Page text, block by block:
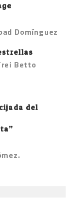
Domínguez
Betto
del